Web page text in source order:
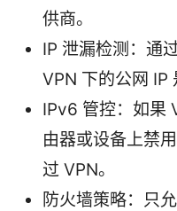
供商。
IP 泄漏检测：通
VPN 下的公网 IP
IPv6 管控：如果
由器或设备上禁
过 VPN。
防火墙策略：只